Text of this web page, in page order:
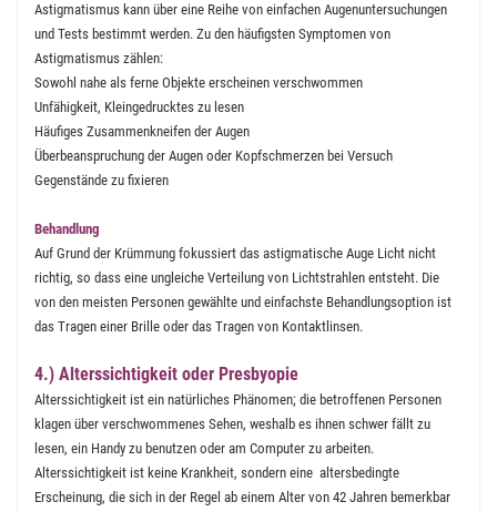
Astigmatismus kann über eine Reihe von einfachen Augenuntersuchungen
und Tests bestimmt werden. Zu den häufigsten Symptomen von
Astigmatismus zählen:
Sowohl nahe als ferne Objekte erscheinen verschwommen
Unfähigkeit, Kleingedrucktes zu lesen
Häufiges Zusammenkneifen der Augen
Überbeanspruchung der Augen oder Kopfschmerzen bei Versuch
Gegenstände zu fixieren
Behandlung
Auf Grund der Krümmung fokussiert das astigmatische Auge Licht nicht
richtig, so dass eine ungleiche Verteilung von Lichtstrahlen entsteht. Die
von den meisten Personen gewählte und einfachste Behandlungsoption ist
das Tragen einer Brille oder das Tragen von Kontaktlinsen.
4.) Alterssichtigkeit oder Presbyopie
Alterssichtigkeit ist ein natürliches Phänomen; die betroffenen Personen
klagen über verschwommenes Sehen, weshalb es ihnen schwer fällt zu
lesen, ein Handy zu benutzen oder am Computer zu arbeiten.
Alterssichtigkeit ist keine Krankheit, sondern eine altersbedingte
Erscheinung, die sich in der Regel ab einem Alter von 42 Jahren bemerkbar